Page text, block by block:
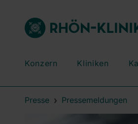
Konzern Kliniken
Presse Pressemeldungen